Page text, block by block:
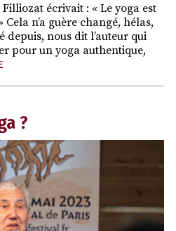
Filliozat écrivait : « Le yoga est
n’a guère changé, hélas,
depuis, nous dit l’auteur qui
pour un yoga authentique,
?